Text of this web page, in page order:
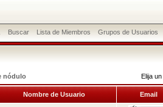
Buscar Lista de Miembros Grupos de Usuarios
nódulo Elija
Nombre de Usuario Email